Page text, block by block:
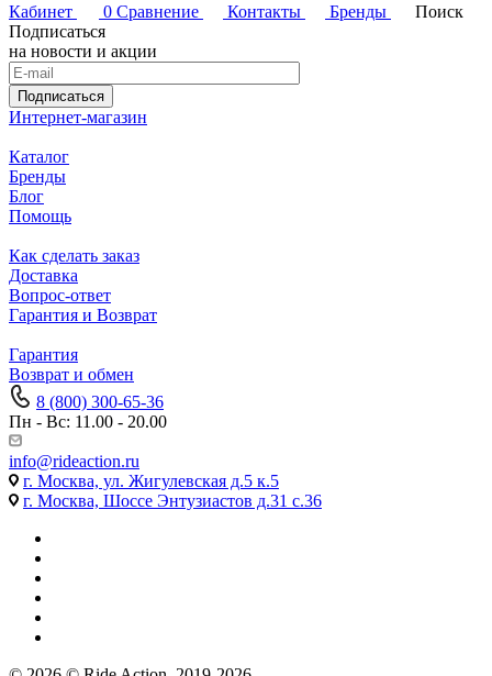
Кабинет
0 Сравнение Контакты Бренды
Поиск
Подписаться
на новости и акции
Подписаться
Интернет-магазин
Каталог
Бренды
Блог
Помощь
Как сделать заказ
Доставка
Вопрос-ответ
Гарантия и Возврат
Гарантия
Возврат и обмен
8 (800) 300-65-36
Пн - Вс: 11.00 - 20.00
info@rideaction.ru
г. Москва, ул. Жигулевская д.5 к.5
г. Москва, Шоссе Энтузиастов д.31 с.36